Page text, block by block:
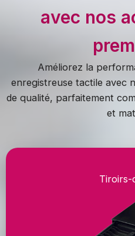
avec nos
Améliorez la
enregistreuse tactile avec
de qualité, parfaitement
et
Tiroirs-